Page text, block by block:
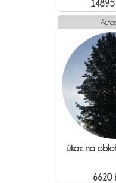
úkaz na
6620